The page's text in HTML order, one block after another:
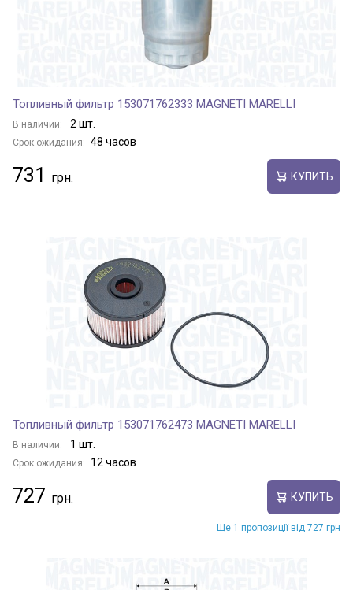
Топливный фильтр 153071762333 MAGNETI MARELLI
В наличии: 2 шт.
Срок ожидания: 48 часов
731 КУПИТЬ
Топливный фильтр 153071762473 MAGNETI MARELLI
В наличии: 1 шт.
Срок ожидания: 12 часов
727 КУПИТЬ
Ще 1 пропозиції від 727 грн